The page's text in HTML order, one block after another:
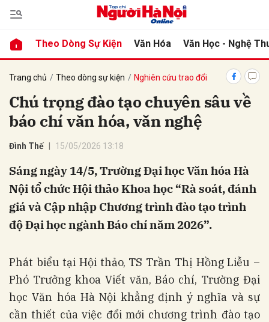
Theo Dòng Sự Kiện Văn Hóa Văn Học - Nghệ
Trang chủ Theo dòng sự kiện Nghiên cứu trao đổi
Chú trọng đào tạo chuyên sâu về
báo chí văn hóa, văn nghệ
Đình Thế 15/05/2026 13:18
Sáng ngày 14/5, Trường Đại học Văn hóa Hà
Nội tổ chức Hội thảo Khoa học “Rà soát, đánh
giá và Cập nhập Chương trình đào tạo trình
độ Đại học ngành Báo chí năm 2026”.
Phát biểu tại Hội thảo, TS Trần Thị Hồng Liễu –
Phó Trưởng khoa Viết văn, Báo chí, Trường Đại
học Văn hóa Hà Nội khẳng định ý nghĩa và sự
cần thiết của việc đổi mới chương trình đào tạo
luận